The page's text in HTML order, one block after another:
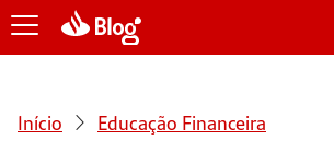
Início Educação Financeira